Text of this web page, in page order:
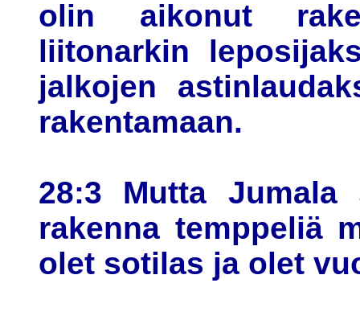
olin aikonut
liitonarkin
jalkojen
rakentamaan.
28:3 Mutta
rakenna temppeliä
olet sotilas ja olet